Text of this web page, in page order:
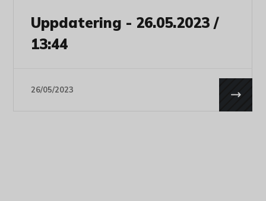
Uppdatering - 26.05.2023 /
13:44
26/05/2023